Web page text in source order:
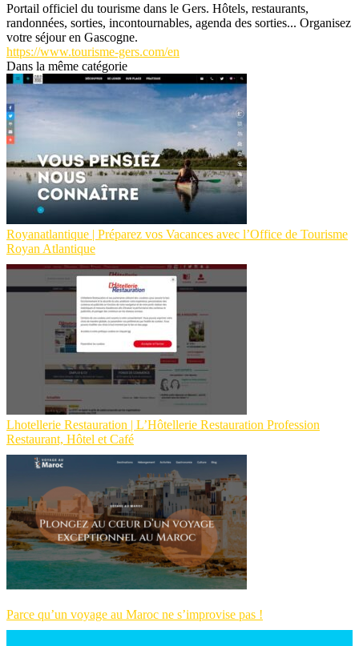
Portail officiel du tourisme dans le Gers. Hôtels, restaurants,
randonnées, sorties, incontournables, agenda des sorties... Organisez
votre séjour en Gascogne.
https://www.tourisme-gers.com/en
Dans la même catégorie
Royanatlantique | Préparez vos Vacances avec l’Office de Tourisme
Royan Atlantique
Lhotellerie Restauration | L’Hôtellerie Restaura­tion Profession
Restaurant, Hôtel et Café
Parce qu’un voyage au Maroc ne s’improvise pas !